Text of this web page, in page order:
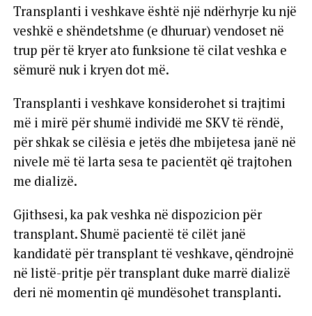
Transplanti i veshkave është një ndërhyrje ku një
veshkë e shëndetshme (e dhuruar) vendoset në
trup për të kryer ato funksione të cilat veshka e
sëmurë nuk i kryen dot më.
Transplanti i veshkave konsiderohet si trajtimi
më i mirë për shumë individë me SKV të rëndë,
për shkak se cilësia e jetës dhe mbijetesa janë në
nivele më të larta sesa te pacientët që trajtohen
me dializë.
Gjithsesi, ka pak veshka në dispozicion për
transplant. Shumë pacientë të cilët janë
kandidatë për transplant të veshkave, qëndrojnë
në listë-pritje për transplant duke marrë dializë
deri në momentin që mundësohet transplanti.